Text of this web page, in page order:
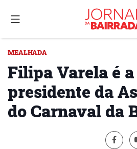
MEALHADA
Filipa Varela é
presidente da
do Carnaval da